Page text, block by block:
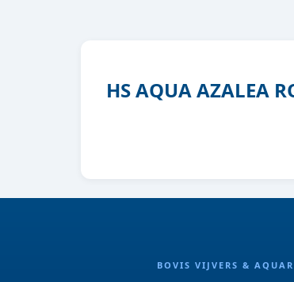
HS AQUA AZALEA
BOVIS VIJVERS &